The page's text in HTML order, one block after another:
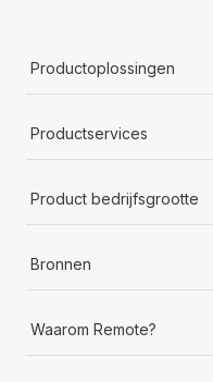
Productoplossingen
Productservices
Product bedrijfsgrootte
Bronnen
Waarom Remote?